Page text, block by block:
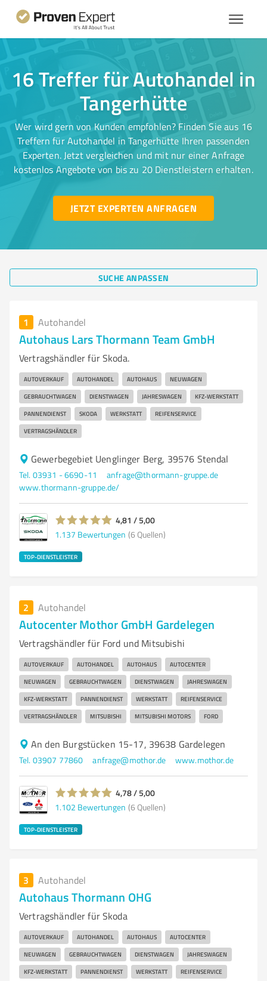
16 Treffer für Autohandel in
Tangerhütte
Wer wird gern von Kunden empfohlen? Finden Sie aus 16
Treffern für Autohandel in Tangerhütte Ihren passenden
Experten. Jetzt vergleichen und mit nur einer Anfrage
kostenlos Angebote von bis zu 20 Dienstleistern erhalten.
JETZT EXPERTEN ANFRAGEN
SUCHE ANPASSEN
1 Autohandel
Autohaus Lars Thormann Team GmbH
Vertragshändler für Skoda.
AUTOVERKAUF AUTOHANDEL AUTOHAUS NEUWAGEN
GEBRAUCHTWAGEN DIENSTWAGEN JAHRESWAGEN KFZ-WERKSTATT
PANNENDIENST SKODA WERKSTATT REIFENSERVICE
VERTRAGSHÄNDLER
Gewerbegebiet Uenglinger Berg, 39576 Stendal
Tel. 03931 - 6690-11
anfrage@thormann-gruppe.de
www.thormann-gruppe.de/
4,81 / 5,00
1.137 Bewertungen (6 Quellen)
TOP-DIENSTLEISTER
2 Autohandel
Autocenter Mothor GmbH Gardelegen
Vertragshändler für Ford und Mitsubishi
AUTOVERKAUF AUTOHANDEL AUTOHAUS AUTOCENTER
NEUWAGEN GEBRAUCHTWAGEN DIENSTWAGEN JAHRESWAGEN
KFZ-WERKSTATT PANNENDIENST WERKSTATT REIFENSERVICE
VERTRAGSHÄNDLER MITSUBISHI MITSUBISHI MOTORS FORD
An den Burgstücken 15-17, 39638 Gardelegen
Tel. 03907 77860 anfrage@mothor.de www.mothor.de
4,78 / 5,00
1.102 Bewertungen (6 Quellen)
TOP-DIENSTLEISTER
3 Autohandel
Autohaus Thormann OHG
Vertragshändler für Skoda
AUTOVERKAUF AUTOHANDEL AUTOHAUS AUTOCENTER
NEUWAGEN GEBRAUCHTWAGEN DIENSTWAGEN JAHRESWAGEN
KFZ-WERKSTATT PANNENDIENST WERKSTATT REIFENSERVICE